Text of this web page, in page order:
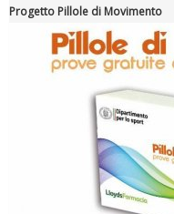
Tiziano Pesce a Radio
Progetto Pillole di Movimento